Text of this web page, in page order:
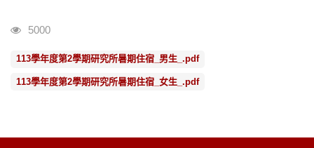
瀏覽人次
5000
113學年度第2學期研究所暑期住宿_男生_.pdf
113學年度第2學期研究所暑期住宿_女生_.pdf